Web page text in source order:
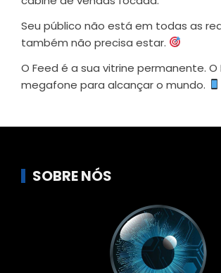
Seu público não está em todas as
também não precisa estar.
O Feed é a sua vitrine permanente. O
megafone para alcançar o mundo.
SOBRE NÓS